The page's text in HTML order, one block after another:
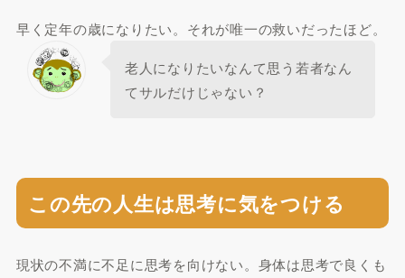
早く定年の歳になりたい。それが唯一の救いだったほど。
老人になりたいなんて思う若者なん
てサルだけじゃない？
この先の人生は思考に気をつける
現状の不満に不足に思考を向けない。身体は思考で良くも